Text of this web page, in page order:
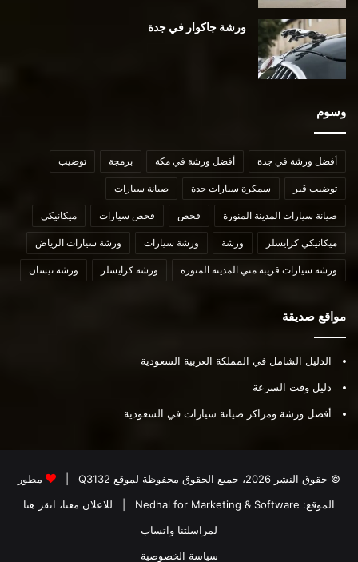
ورشة جاكوار في جدة
وسوم
أفضل ورشة في جدة أفضل ورشة في مكة برمجة توضيب
توضيب قير سمكرة سيارات جدة صيانة سيارات
صيانة سيارات المدينة المنورة فحص فحص سيارات ميكانيكي
ميكانيكي كرايسلر ورشة ورشة سيارات ورشة سيارات الرياض
ورشة سيارات قريبة مني المدينة المنورة ورشة كرايسلر ورشة نيسان
مواقع صديقة
الدليل الشامل في المملكة العربية السعودية
دليل وقت السرعة
أفضل ورشة ومراكز صيانة سيارات في السعودية
© حقوق النشر 2026، جميع الحقوق محفوظة لموقع Q3132
مطور
الموقع: Nedhal for Marketing & Software
للاعلان معنا، انقر هنا
لمراسلتنا واتساب
سياسة الخصوصية